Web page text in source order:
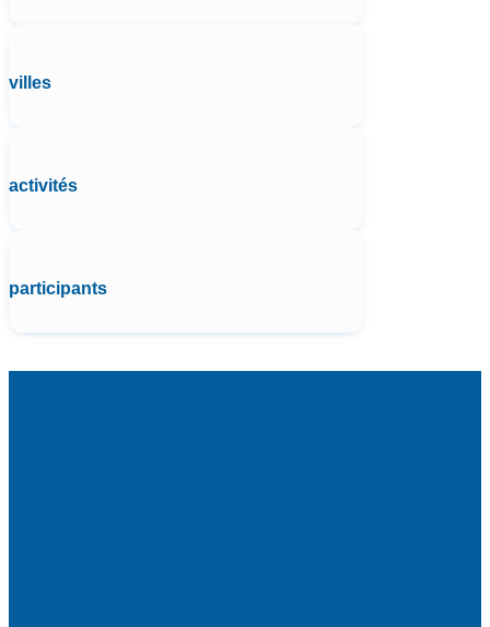
villes
activités
participants